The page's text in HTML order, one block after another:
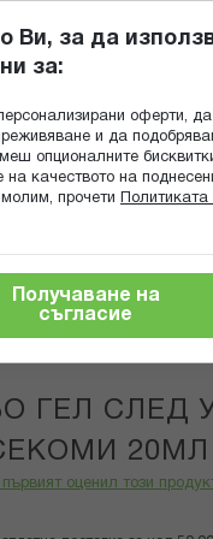
Търсене
ПОПИТАЙ
ХРАНИТЕЛНИ ДОБАВКИ
ГЕЛ СЛЕД
20МЛ
оценил този
Ви, за да
за:
оферти, да
и да
опционалните
качеството на
прочети
Политиката
Получаване на
съгласие